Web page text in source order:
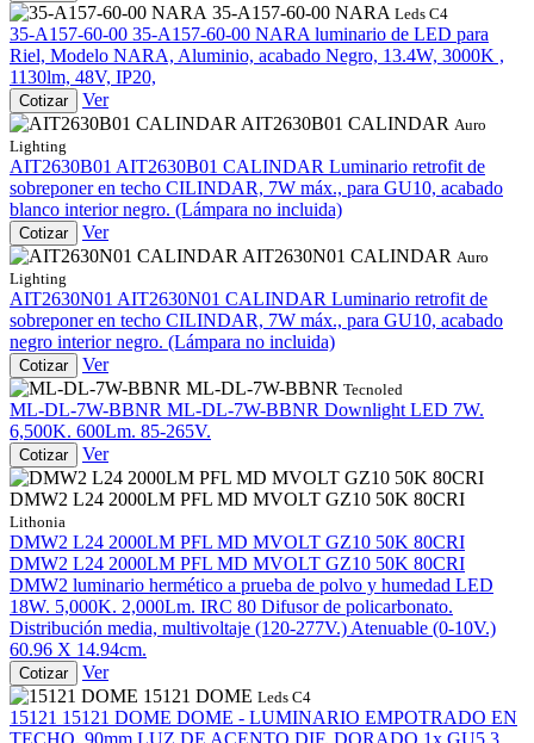
35-A157-60-00 NARA Leds C4
35-A157-60-00 35-A157-60-00 NARA luminario de LED para
Riel, Modelo NARA, Aluminio, acabado Negro, 13.4W, 3000K ,
1130lm, 48V, IP20,
Cotizar
Ver
AIT2630B01 CALINDAR Auro
Lighting
AIT2630B01 AIT2630B01 CALINDAR Luminario retrofit de
sobreponer en techo CILINDAR, 7W máx., para GU10, acabado
blanco interior negro. (Lámpara no incluida)
Cotizar
Ver
AIT2630N01 CALINDAR Auro
Lighting
AIT2630N01 AIT2630N01 CALINDAR Luminario retrofit de
sobreponer en techo CILINDAR, 7W máx., para GU10, acabado
negro interior negro. (Lámpara no incluida)
Cotizar
Ver
ML-DL-7W-BBNR Tecnoled
ML-DL-7W-BBNR ML-DL-7W-BBNR Downlight LED 7W.
6,500K. 600Lm. 85-265V.
Cotizar Ver
DMW2 L24 2000LM PFL MD MVOLT GZ10 50K 80CRI
Lithonia
DMW2 L24 2000LM PFL MD MVOLT GZ10 50K 80CRI
DMW2 L24 2000LM PFL MD MVOLT GZ10 50K 80CRI
DMW2 luminario hermético a prueba de polvo y humedad LED
18W. 5,000K. 2,000Lm. IRC 80 Difusor de policarbonato.
Distribución media, multivoltaje (120-277V.) Atenuable (0-10V.)
60.96 X 14.94cm.
Cotizar
Ver
15121 DOME Leds C4
15121 15121 DOME DOME - LUMINARIO EMPOTRADO EN
TECHO, 90mm LUZ DE ACENTO DIF. DORADO 1x GU5.3